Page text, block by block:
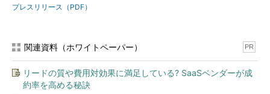
プレスリリース（PDF）
関連資料（ホワイトペーパー） PR
リードの質や費用対効果に満足している? SaaSベンダーが成
約率を高める秘訣